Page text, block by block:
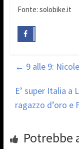
Fonte: solobike.it
← 9 alle 9:
E’ super Italia a
ragazzo d’oro e
Potrebbe